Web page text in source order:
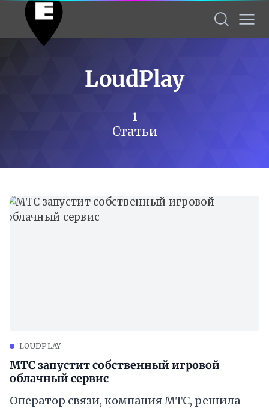
LoudPlay
1
Статьи
LOUDPLAY
МТС запустит собственный игровой
облачный сервис
Оператор связи, компания МТС, решила